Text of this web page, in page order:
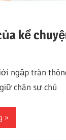
kể
ngập tràn
chân sự chú